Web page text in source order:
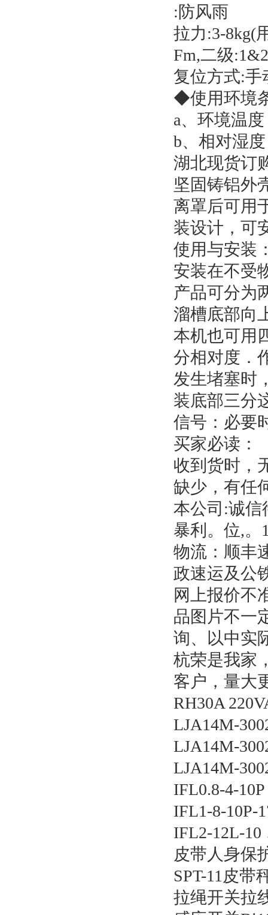
:防风雨
拉力:3-8kg(
Fm,二级
复位方式:手
◆使用环境
a、环境温
b、相对湿
湖北现货订
坚固铸铝外
离罩后可用
装设计，可
使用与安装
安装在不受
产品可分为
溜槽底部向
本机也可用
分相对度．
发生堵塞时
装底部三分
信号：必要
买家必读：
收到货时，
缺少，有任
本公司:诚信
暴利。位,。
物流：顺丰
政速运及公
网上报价不
品图片不一
询、以中实
杭荣是我家
客户，量大
RH30A
LJA14M-
LJA14M-
LJA14M-
IFL0.8-4-
IFL1-8-10P-
IFL2-12L-10
皮带人身保
SPT-11皮带
拉绳开关拉